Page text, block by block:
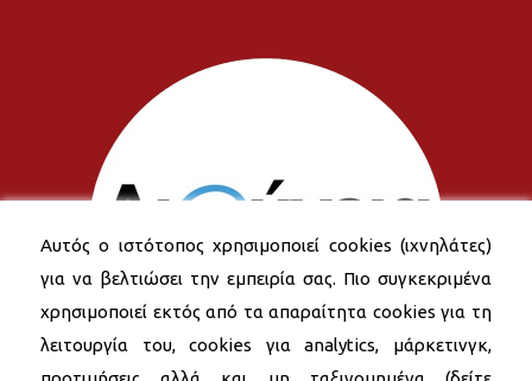
Αυτός ο ιστότοπος χρησιμοποιεί cookies (ιχνηλάτες)
για να βελτιώσει την εμπειρία σας. Πιο συγκεκριμένα
χρησιμοποιεί εκτός από τα απαραίτητα cookies για τη
λειτουργία του, cookies για analytics, μάρκετινγκ,